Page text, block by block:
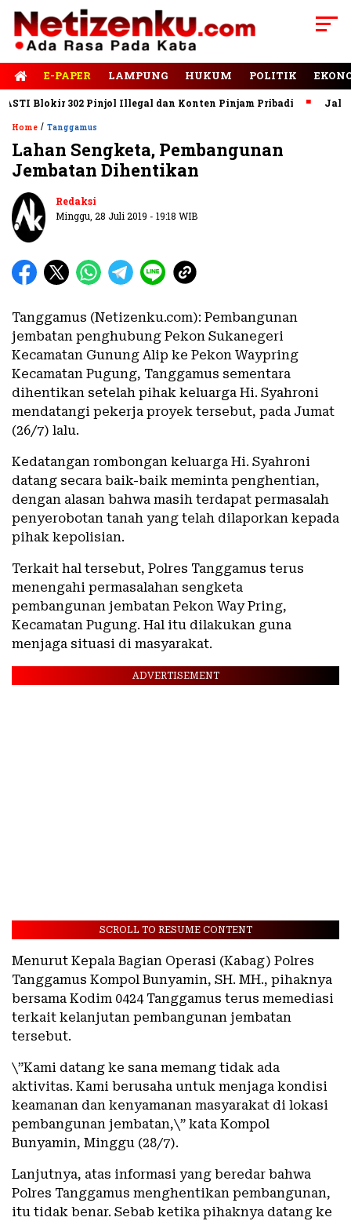
E-PAPER LAMPUNG HUKUM POLITIK
Blokir 302 Pinjol Illegal dan Konten Pinjam Pribadi Jalan
Home / Tanggamus
Lahan Sengketa, Pembangunan
Jembatan Dihentikan
Redaksi
Minggu, 28 Juli 2019 - 19:18 WIB
Tanggamus (Netizenku.com): Pembangunan
jembatan penghubung Pekon Sukanegeri
Kecamatan Gunung Alip ke Pekon Waypring
Kecamatan Pugung, Tanggamus sementara
dihentikan setelah pihak keluarga Hi. Syahroni
mendatangi pekerja proyek tersebut, pada Jumat
(26/7) lalu.
Kedatangan rombongan keluarga Hi. Syahroni
datang secara baik-baik meminta penghentian,
dengan alasan bahwa masih terdapat permasalah
penyerobotan tanah yang telah dilaporkan kepada
pihak kepolisian.
Terkait hal tersebut, Polres Tanggamus terus
menengahi permasalahan sengketa
pembangunan jembatan Pekon Way Pring,
Kecamatan Pugung. Hal itu dilakukan guna
menjaga situasi di masyarakat.
ADVERTISEMENT
SCROLL TO RESUME CONTENT
Menurut Kepala Bagian Operasi (Kabag) Polres
Tanggamus Kompol Bunyamin, SH. MH., pihaknya
bersama Kodim 0424 Tanggamus terus memediasi
terkait kelanjutan pembangunan jembatan
tersebut.
\”Kami datang ke sana memang tidak ada
aktivitas. Kami berusaha untuk menjaga kondisi
keamanan dan kenyamanan masyarakat di lokasi
pembangunan jembatan,\” kata Kompol
Bunyamin, Minggu (28/7).
Lanjutnya, atas informasi yang beredar bahwa
Polres Tanggamus menghentikan pembangunan,
itu tidak benar. Sebab ketika pihaknya datang ke